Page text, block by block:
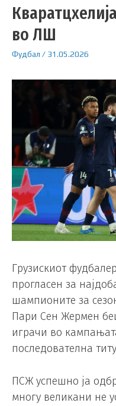
во ЛШ
Фудбал / 31.05.2026
Грузискиот
прогласен за
шампионите за
Пари Сен Жермен
играчи во
последователна
ПСЖ успешно ја
многу великани не